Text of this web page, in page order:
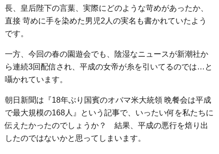
長、皇后陛下の言葉、実際にどのような苛めがあったか、
直接 苛めに手を染めた男児2人の実名も書かれていたよう
です。
一方、今回の春の園遊会でも、陰湿なニュースが新潮社か
ら連続3回配信され、平成の女帝が糸を引いてるのでは…と
囁かれています。
朝日新聞は『18年ぶり国賓のオバマ米大統領 晩餐会は平成
で最大規模の168人』という記事で、いったい何を私たちに
伝えたかったのでしょうか？ 結果、平成の悪行を焙り出
したのではないかと思ってしまいます。